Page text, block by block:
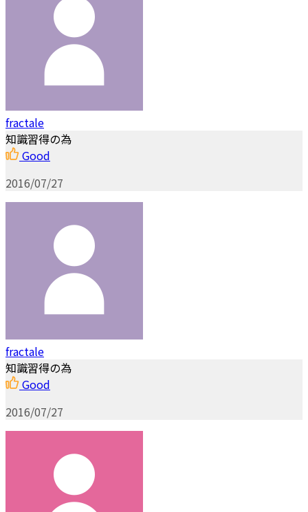
fractale
知識習得の為
Good
2016/07/27
fractale
知識習得の為
Good
2016/07/27